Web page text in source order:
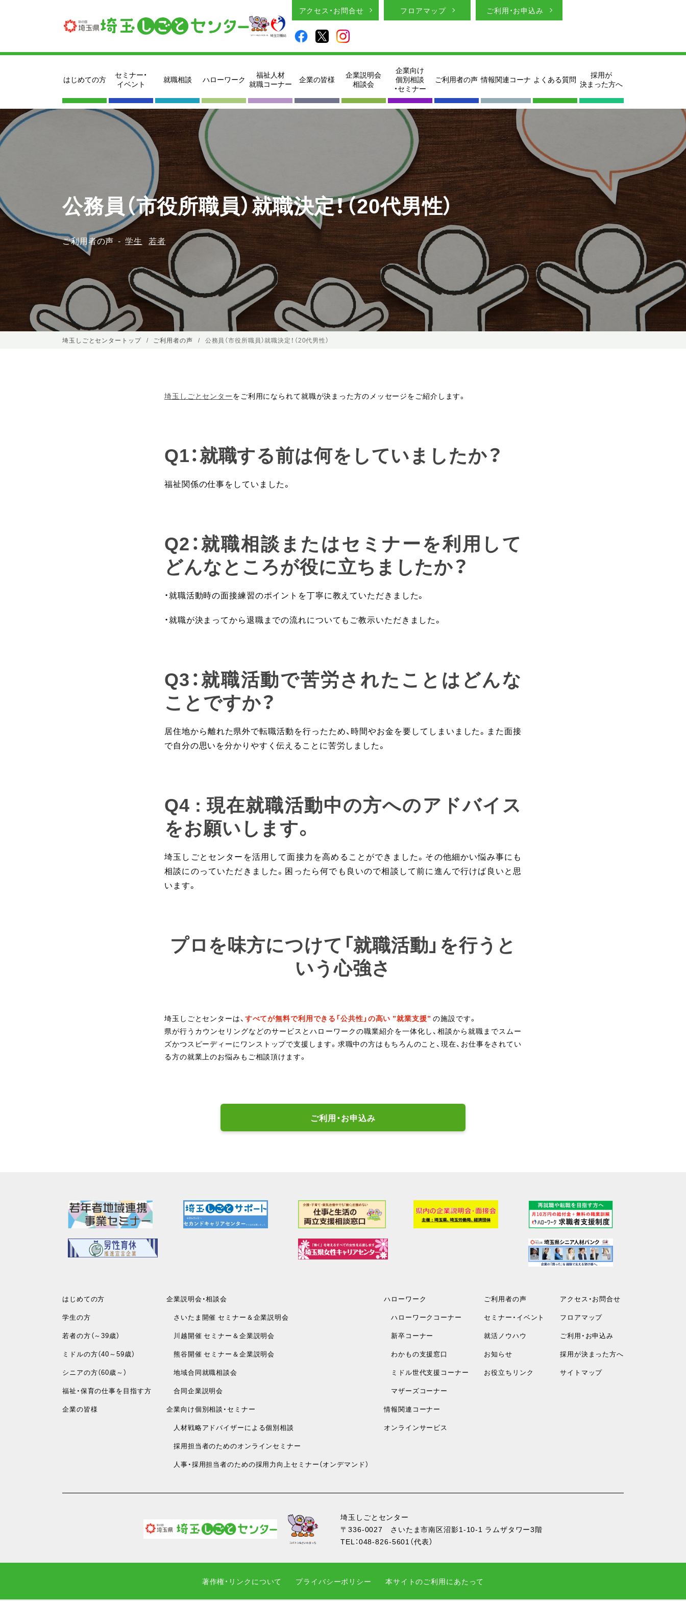
アクセス・お問合せ フロアマップ ご利用・お申込み
はじめての方
セミナー・
イベント
就職相談 ハローワーク
福祉人材
就職コーナー
企業の皆様
企業説明会
相談会
企業向け
個別相談
・セミナー
ご利用者の声 情報関連コーナ よくある質問
採用が
決まった方へ
公務員（市役所職員）就職決定！（20代男性）
ご利用者の声 学生 若者
埼玉しごとセンタートップ ご利用者の声 公務員（市役所職員）就職決定！（20代男性）
埼玉しごとセンターをご利用になられて就職が決まった方のメッセージをご紹介します。
Q1：就職する前は何をしていましたか？
福祉関係の仕事をしていました。
Q2：就職相談またはセミナーを利用して
どんなところが役に立ちましたか？
・就職活動時の面接練習のポイントを丁寧に教えていただきました。
・就職が決まってから退職までの流れについてもご教示いただきました。
Q3：就職活動で苦労されたことはどんな
ことですか？
居住地から離れた県外で転職活動を行ったため、時間やお金を要してしまいました。また面接
で自分の思いを分かりやすく伝えることに苦労しました。
Q4 : 現在就職活動中の方へのアドバイス
をお願いします。
埼玉しごとセンターを活用して面接力を高めることができました。その他細かい悩み事にも
相談にのっていただきました。困ったら何でも良いので相談して前に進んで行けば良いと思
います。
プロを味方につけて「就職活動」を行うと
いう心強さ
埼玉しごとセンターは、 すべてが無料で利用できる「公共性」の高い ”就業支援” の施設です。
県が行うカウンセリングなどのサービスとハローワークの職業紹介を一体化し、相談から就職までスムー
ズかつスピーディーにワンストップで支援します。求職中の方はもちろんのこと、現在、お仕事をされてい
る方の就業上のお悩みもご相談頂けます。
ご利用・お申込み
はじめての方
学生の方
若者の方（～39歳）
ミドルの方（40～59歳）
シニアの方（60歳～）
福祉・保育の仕事を目指す方
企業の皆様
企業説明会・相談会
さいたま開催 セミナー＆企業説明会
川越開催 セミナー＆企業説明会
熊谷開催 セミナー＆企業説明会
地域合同就職相談会
合同企業説明会
企業向け個別相談・セミナー
人材戦略アドバイザーによる個別相談
採用担当者のためのオンラインセミナー
人事・採用担当者のための採用力向上セミナー（オンデマンド）
ハローワーク
ハローワークコーナー
新卒コーナー
わかもの支援窓口
ミドル世代支援コーナー
マザーズコーナー
情報関連コーナー
オンラインサービス
ご利用者の声
セミナー・イベント
就活ノウハウ
お知らせ
お役立ちリンク
アクセス・お問合せ
フロアマップ
ご利用・お申込み
採用が決まった方へ
サイトマップ
埼玉しごとセンター
〒336-0027 さいたま市南区沼影1-10-1 ラムザタワー3階
TEL：048-826-5601（代表）
著作権・リンクについて プライバシーポリシー 本サイトのご利用にあたって